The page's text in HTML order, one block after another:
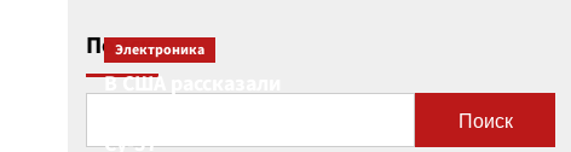
Поиск
Поиск
Электроника
В США рассказали
Су-57